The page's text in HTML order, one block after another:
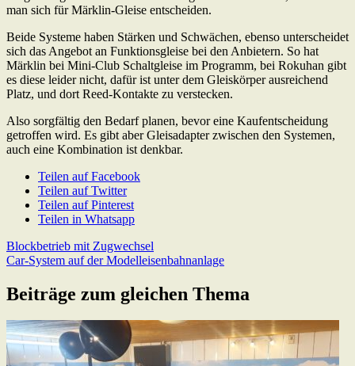
man sich für Märklin-Gleise entscheiden.
Beide Systeme haben Stärken und Schwächen, ebenso unterscheidet
sich das Angebot an Funktionsgleise bei den Anbietern. So hat
Märklin bei Mini-Club Schaltgleise im Programm, bei Rokuhan gibt
es diese leider nicht, dafür ist unter dem Gleiskörper ausreichend
Platz, und dort Reed-Kontakte zu verstecken.
Also sorgfältig den Bedarf planen, bevor eine Kaufentscheidung
getroffen wird. Es gibt aber Gleisadapter zwischen den Systemen,
auch eine Kombination ist denkbar.
Teilen auf Facebook
Teilen auf Twitter
Teilen auf Pinterest
Teilen in Whatsapp
Beitragsnavigation
Previous
Post:
Blockbetrieb mit Zugwechsel
Next
Car-System auf der Modelleisenbahnanlage
Beiträge zum gleichen Thema